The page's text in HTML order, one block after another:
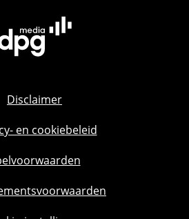
Disclaimer
en cookiebeleid